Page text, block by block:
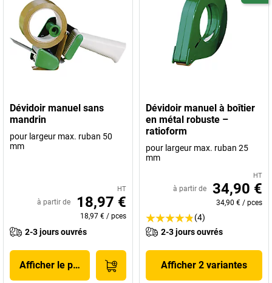
Dévidoir manuel sans
mandrin
pour largeur max. ruban 50
mm
HT
à partir de 18,97 €
18,97 € / pces
2-3 jours ouvrés
Afficher le produit
Dévidoir manuel à boîtier
en métal robuste –
ratioform
pour largeur max. ruban 25
mm
HT
à partir de 34,90 €
34,90 € / pces
(4)
2-3 jours ouvrés
Afficher 2 variantes